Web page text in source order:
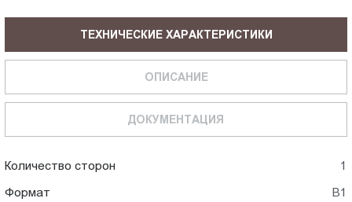
ТЕХНИЧЕСКИЕ ХАРАКТЕРИСТИКИ
ОПИСАНИЕ
ДОКУМЕНТАЦИЯ
Количество сторон 1
Формат В1